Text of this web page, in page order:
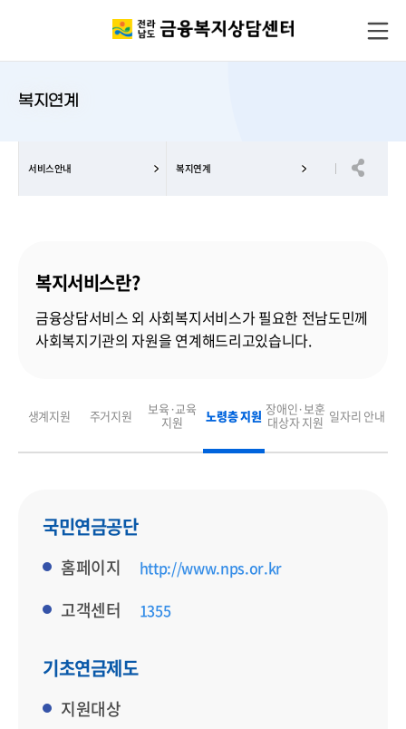
복지연계
서비스안내 복지연계
복지서비스란?
금융상담서비스 외 사회복지서비스가 필요한 전남도민께
사회복지기관의 자원을 연계해드리고있습니다.
생계지원 주거지원 보육·교육
지원
선
됨
노령층 지원 장애인·보훈
대상자 지원 일자리 안내
국민연금공단
홈페이지 http://www.nps.or.kr
고객센터 1355
기초연금제도
지원대상